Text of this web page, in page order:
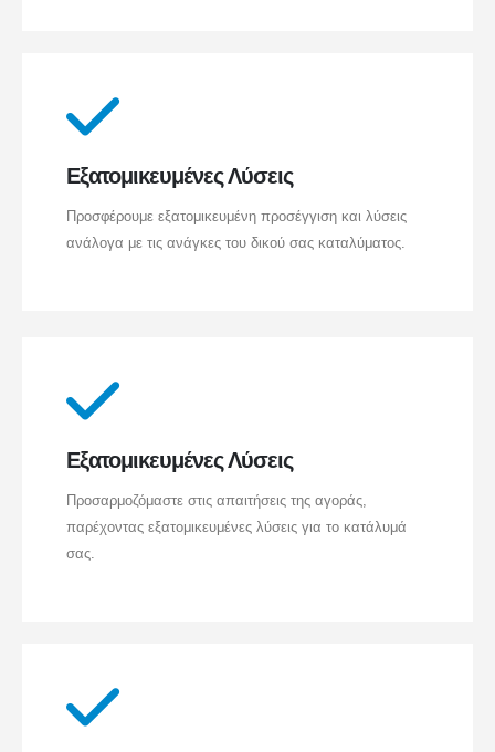
Εξατομικευμένες Λύσεις
Προσφέρουμε εξατομικευμένη προσέγγιση και λύσεις
ανάλογα με τις ανάγκες του δικού σας καταλύματος.
Εξατομικευμένες Λύσεις
Προσαρμοζόμαστε στις απαιτήσεις της αγοράς,
παρέχοντας εξατομικευμένες λύσεις για το κατάλυμά
σας.